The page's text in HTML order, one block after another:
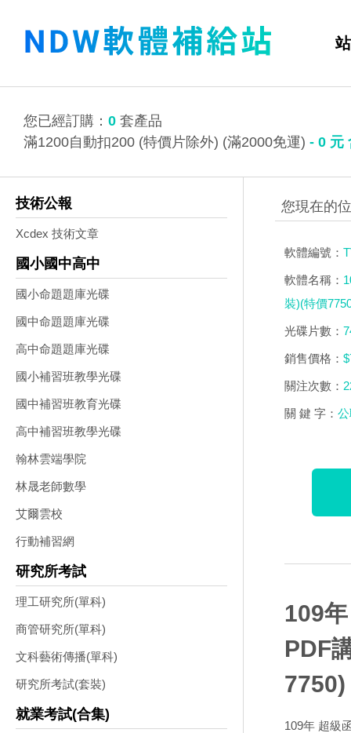
您已經訂購： 0 套產品
滿1200自動扣200 (特價片除外) (滿2000免運) - 0 元
技術公報
Xcdex 技術文章
國小國中高中
國小命題題庫光碟
國中命題題庫光碟
高中命題題庫光碟
國小補習班教學光碟
國中補習班教育光碟
高中補習班教學光碟
翰林雲端學院
林晟老師數學
艾爾雲校
行動補習網
研究所考試
理工研究所(單科)
商管研究所(單科)
文科藝術傳播(單科)
研究所考試(套裝)
就業考試(合集)
軟體編號：
軟體名稱：
裝)(特價
光碟片數：
銷售價格：
關注次數：
關 鍵 字：
109
PDF
7750)
109年 超級